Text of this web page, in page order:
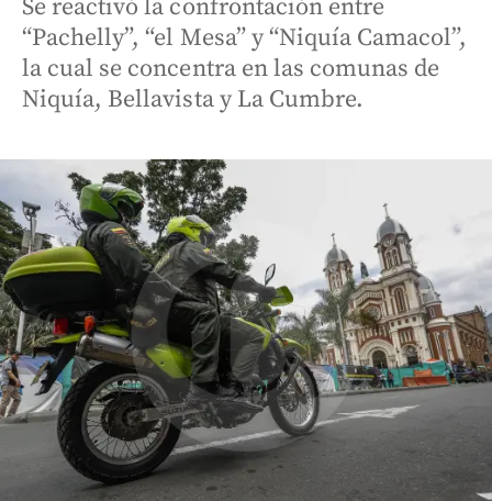
Se reactivó la confrontación entre
“Pachelly”, “el Mesa” y “Niquía Camacol”,
la cual se concentra en las comunas de
Niquía, Bellavista y La Cumbre.